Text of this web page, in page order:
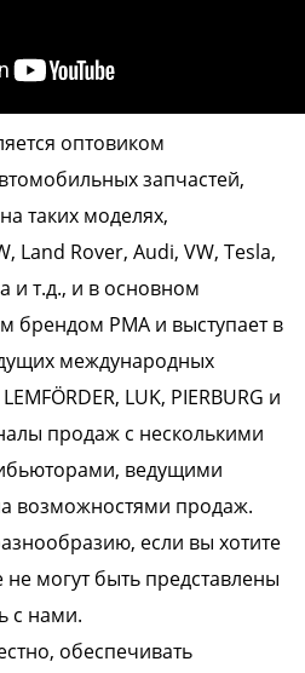
оптовиком
запчастей,
таких моделях,
Land Rover, Audi, VW, Tesla,
и т.д., и в основном
брендом PMA и выступает в
международных
LUK, PIERBURG и
продаж с несколькими
ведущими
возможностями продаж.
если вы хотите
могут быть представлены
с нами.
обеспечивать